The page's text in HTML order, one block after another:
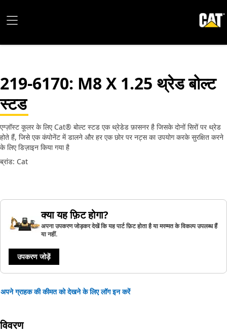
219-6170: M8 X 1.25 थ्रेड बोल्ट
स्टड
एग्ज़ॉस्ट कूलर के लिए Cat® बोल्ट स्टड एक थ्रेडेड फ़ासनर है जिसके दोनों सिरों पर थ्रेड
होते हैं, जिसे एक कंपोनेंट में डालने और हर एक छोर पर नट्स का उपयोग करके सुरक्षित करने
के लिए डिज़ाइन किया गया है
ब्रांड: Cat
क्या यह फ़िट होगा?
अपना उपकरण जोड़कर देखें कि यह पार्ट फ़िट होता है या मरम्मत के विकल्प उपलब्ध हैं
या नहीं.
उपकरण जोड़ें
अपने ग्राहक की कीमत को देखने के लिए लॉग इन करें
विवरण